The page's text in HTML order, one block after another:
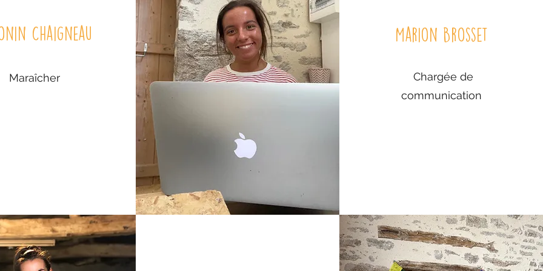
Chaigneau
Maraîcher
Marion Brosset
Chargée de
communication